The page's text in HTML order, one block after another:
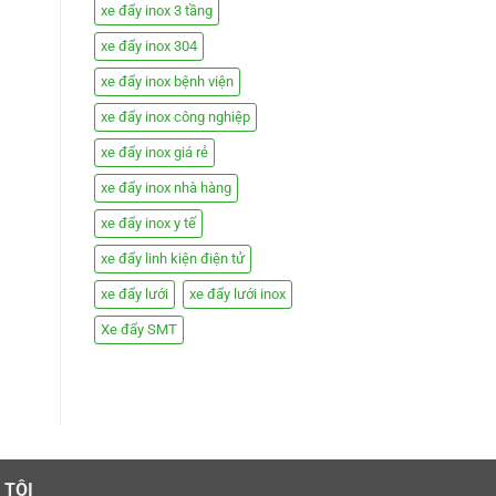
xe đẩy inox 3 tầng
xe đẩy inox 304
xe đẩy inox bệnh viện
xe đẩy inox công nghiệp
xe đẩy inox giá rẻ
xe đẩy inox nhà hàng
xe đẩy inox y tế
xe đẩy linh kiện điện tử
xe đẩy lưới xe đẩy lưới inox
Xe đẩy SMT
TÔI